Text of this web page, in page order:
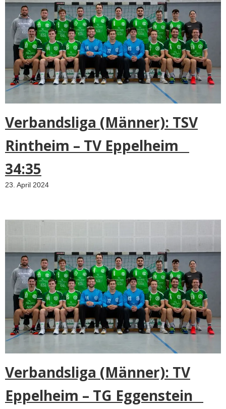
Verbandsliga (Männer): TSV
Rintheim – TV Eppelheim
34:35
23. April 2024
Verbandsliga (Männer): TV
Eppelheim – TG Eggenstein